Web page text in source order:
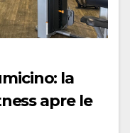
la
apre le